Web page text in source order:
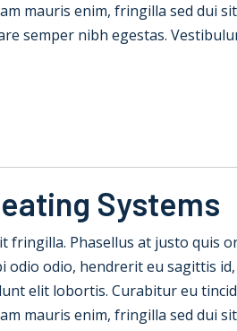
mauris enim, fringilla sed dui
semper nibh egestas.
Systems
fringilla. Phasellus at justo quis
odio, hendrerit eu sagittis id,
elit lobortis. Curabitur eu
mauris enim, fringilla sed dui